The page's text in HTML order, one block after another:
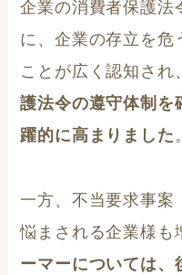
企業の消費者保護法
に、企業の存立を危
ことが広く認知され
護法令の遵守体制を
躍的に高まりました。
一方、不当要求事案
悩まされる企業様も
ーマーについては、